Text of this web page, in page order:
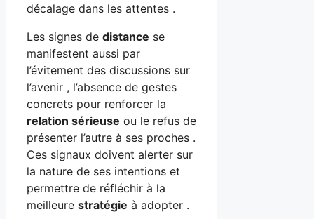
décalage dans les attentes .
Les signes de distance se
manifestent aussi par
l’évitement des discussions sur
l’avenir , l’absence de gestes
concrets pour renforcer la
relation sérieuse ou le refus de
présenter l’autre à ses proches .
Ces signaux doivent alerter sur
la nature de ses intentions et
permettre de réfléchir à la
meilleure stratégie à adopter .